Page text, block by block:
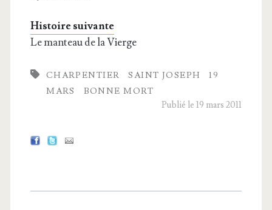
Histoire suivante
Le manteau de la Vierge
CHARPENTIER SAINT JOSEPH
19
MARS
BONNE MORT
Publié le 19 mars 2011